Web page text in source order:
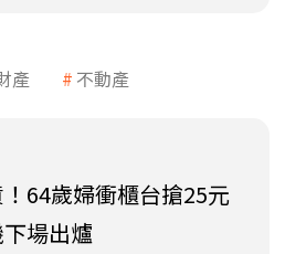
產 不動產
64歲婦衝櫃台搶25元
場出爐